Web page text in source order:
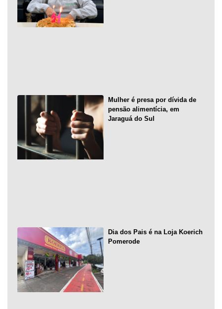
Mulher é presa por dívida de
pensão alimentícia, em
Jaraguá do Sul
Dia dos Pais é na Loja Koerich
Pomerode